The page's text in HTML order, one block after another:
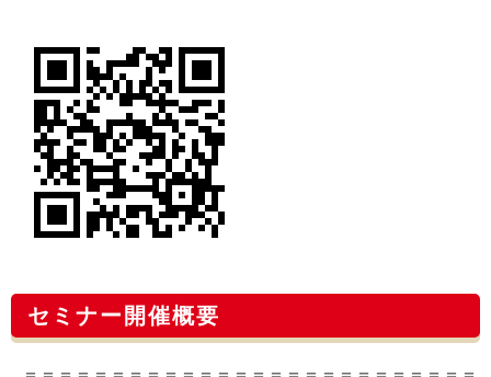
セミナー開催概要